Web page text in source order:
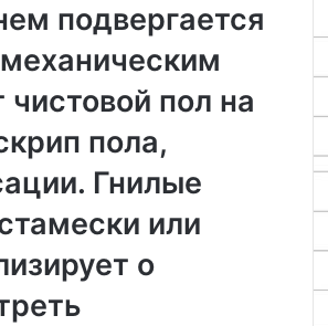
подвергается
пол на
пола,
Гнилые
или
о